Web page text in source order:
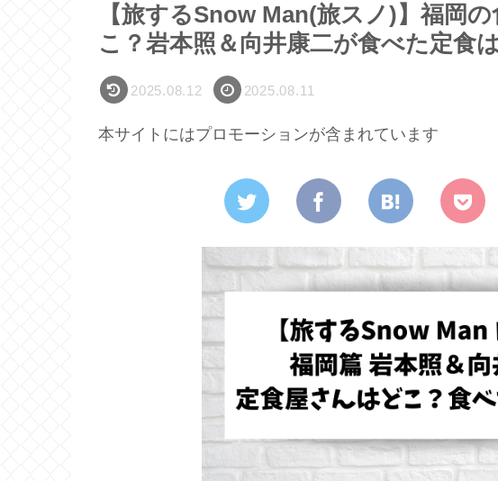
【旅するSnow Man(旅スノ)】福岡
こ？岩本照＆向井康二が食べた定食
2025.08.12 2025.08.11
本サイトにはプロモーションが含まれています